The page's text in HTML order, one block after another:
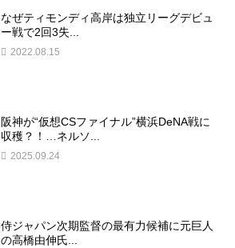
なぜティモンディ高岸は独立リーグデビュ
ー戦で2回3失...
2022.08.15
阪神が“仮想CSファイナル”横浜DeNA戦に
収穫？！…ネルソ...
2025.09.24
侍ジャパン次期監督の最有力候補に元巨人
の高橋由伸氏...